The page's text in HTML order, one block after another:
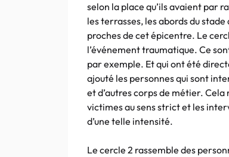
selon la place qu’ils avaient par
les terrasses, les abords du
proches de cet épicentre. Le
l’événement traumatique. Ce
par exemple. Et qui ont été
ajouté les personnes qui sont
et d’autres corps de métier.
victimes au sens strict et les
d’une telle intensité.
Le cercle 2 rassemble des